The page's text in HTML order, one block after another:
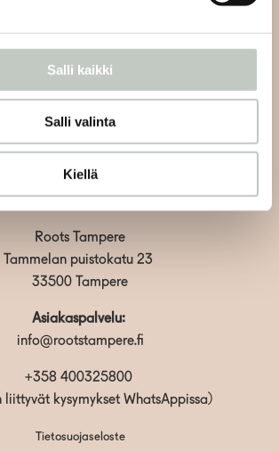
Salli kaikki
Salli valinta
Kiellä
Roots Tampere
Tammelan puistokatu 23
33500 Tampere
Asiakaspalvelu:
info@rootstampere.fi
+358 400325800
liittyvät kysymykset WhatsAppissa)
Tietosuojaseloste